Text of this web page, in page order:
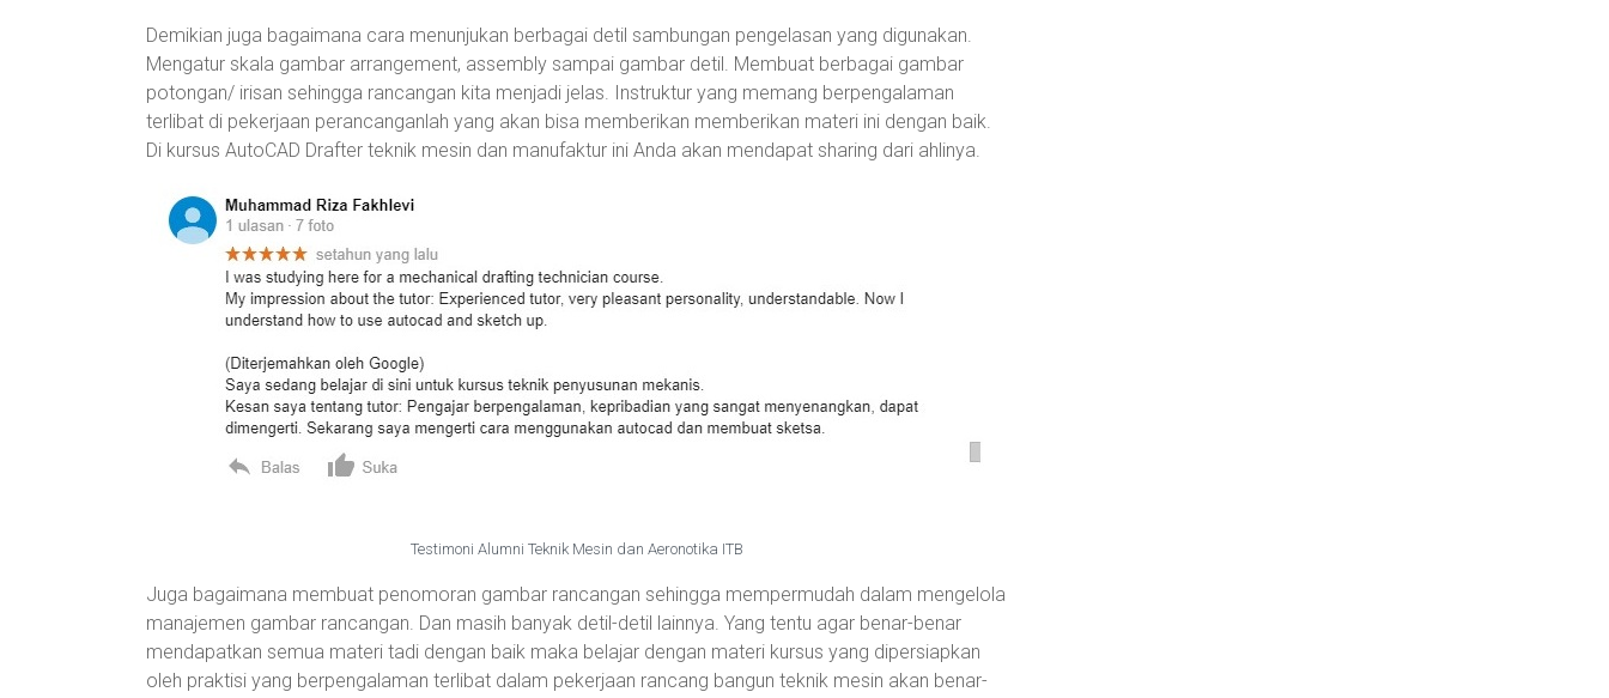
Demikian juga bagaimana cara menunjukan berbagai detil sambungan pengelasan yang digunakan.
Mengatur skala gambar arrangement, assembly sampai gambar detil. Membuat berbagai gambar
potongan/ irisan sehingga rancangan kita menjadi jelas. Instruktur yang memang berpengalaman
terlibat di pekerjaan perancanganlah yang akan bisa memberikan memberikan materi ini dengan baik.
Di kursus AutoCAD Drafter teknik mesin dan manufaktur ini Anda akan mendapat sharing dari ahlinya.
Testimoni Alumni Teknik Mesin dan Aeronotika ITB
Juga bagaimana membuat penomoran gambar rancangan sehingga mempermudah dalam mengelola
manajemen gambar rancangan. Dan masih banyak detil-detil lainnya. Yang tentu agar benar-benar
mendapatkan semua materi tadi dengan baik maka belajar dengan materi kursus yang dipersiapkan
oleh praktisi yang berpengalaman terlibat dalam pekerjaan rancang bangun teknik mesin akan benar-